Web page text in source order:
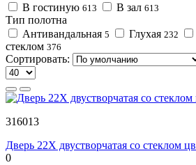
В гостиную 613 В зал 613
Тип полотна
Антивандальная 5 Глухая 232
стеклом 376
Сортировать:
316013
Дверь 22Х двустворчатая со стеклом
0